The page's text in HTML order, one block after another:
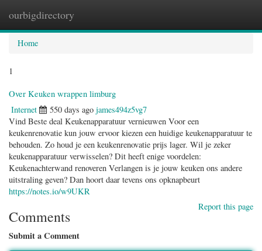
ourbigdirectory
Home
1
Over Keuken wrappen limburg
Internet 550 days ago james494z5vg7
Vind Beste deal Keukenapparatuur vernieuwen Voor een
keukenrenovatie kun jouw ervoor kiezen een huidige keukenapparatuur te
behouden. Zo houd je een keukenrenovatie prijs lager. Wil je zeker
keukenapparatuur verwisselen? Dit heeft enige voordelen:
Keukenachterwand renoveren Verlangen is je jouw keuken ons andere
uitstraling geven? Dan hoort daar tevens ons opknapbeurt
https://notes.io/w9UKR
Report this page
Comments
Submit a Comment